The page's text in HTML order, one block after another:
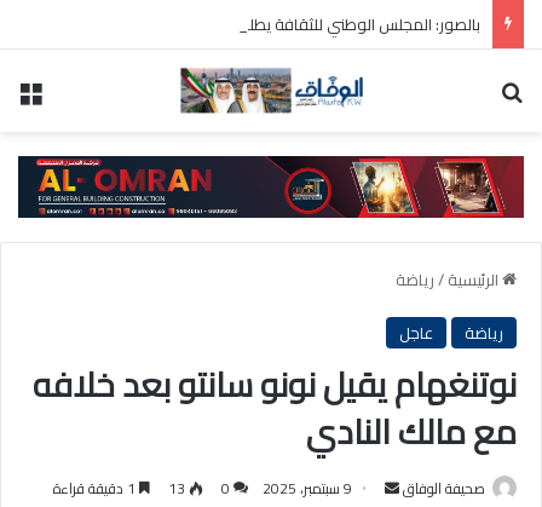
الرئيسية/رياضة
رياضة
عاجل
نوتنغهام يقيل نونو سانتو بعد خلافه
مع مالك النادي
صحيفة الوفاق
أرسل 9 سبتمبر، 2025 0
13